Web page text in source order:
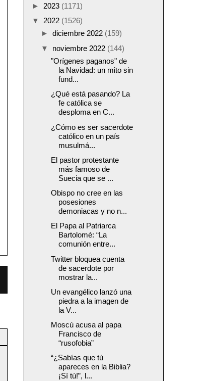
► 2023 (1171)
▼ 2022 (1526)
► diciembre 2022 (159)
▼ noviembre 2022 (144)
"Orígenes paganos" de
la Navidad: un mito sin
fund...
¿Qué está pasando? La
fe católica se
desploma en C...
¿Cómo es ser sacerdote
católico en un país
musulmá...
El pastor protestante
más famoso de
Suecia que se ...
Obispo no cree en las
posesiones
demoniacas y no n...
El Papa al Patriarca
Bartolomé: “La
comunión entre...
Twitter bloquea cuenta
de sacerdote por
mostrar la...
Un evangélico lanzó una
piedra a la imagen de
la V...
Moscú acusa al papa
Francisco de
“rusofobia”
“¿Sabías que tú
apareces en la Biblia?
¡Sí tú!”, l...